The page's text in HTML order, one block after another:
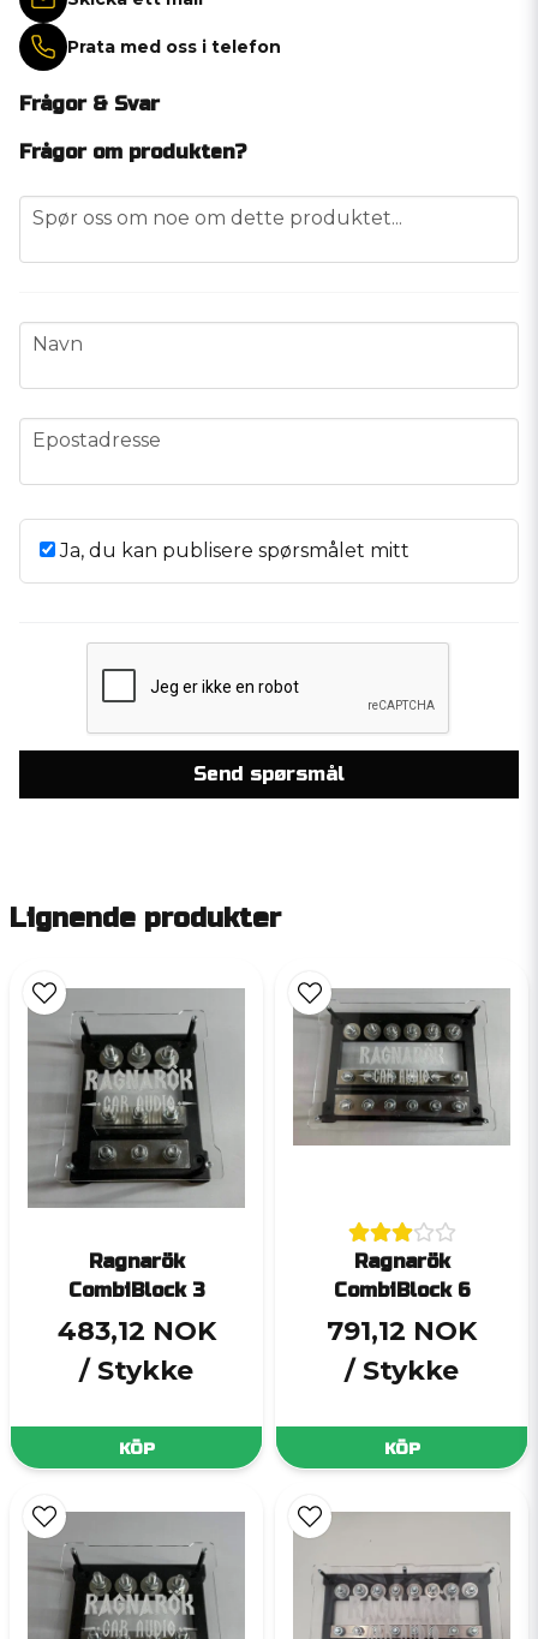
Prata med oss i telefon
Frågor & Svar
Frågor om produkten?
question
Spør oss om noe om dette produktet...
name
Navn
email
Epostadresse
Ja, du kan publisere spørsmålet mitt
Send spørsmål
Lignende produkter
Ragnarök
CombiBlock 3
483,12 NOK
/ Stykke
KÖP
Ragnarök
CombiBlock 6
791,12 NOK
/ Stykke
KÖP